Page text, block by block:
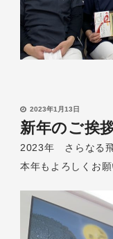
2023年1月13日
新年のご挨
2023年 さらなる
本年もよろしくお